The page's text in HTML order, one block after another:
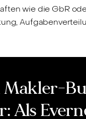
wie die GbR
Makler-
Als